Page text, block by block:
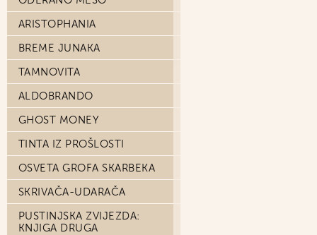
ARISTOPHANIA
BREME JUNAKA
TAMNOVITA
ALDOBRANDO
GHOST MONEY
TINTA IZ PROŠLOSTI
OSVETA GROFA SKARBEKA
SKRIVAČA-UDARAČA
PUSTINJSKA ZVIJEZDA:
KNJIGA DRUGA